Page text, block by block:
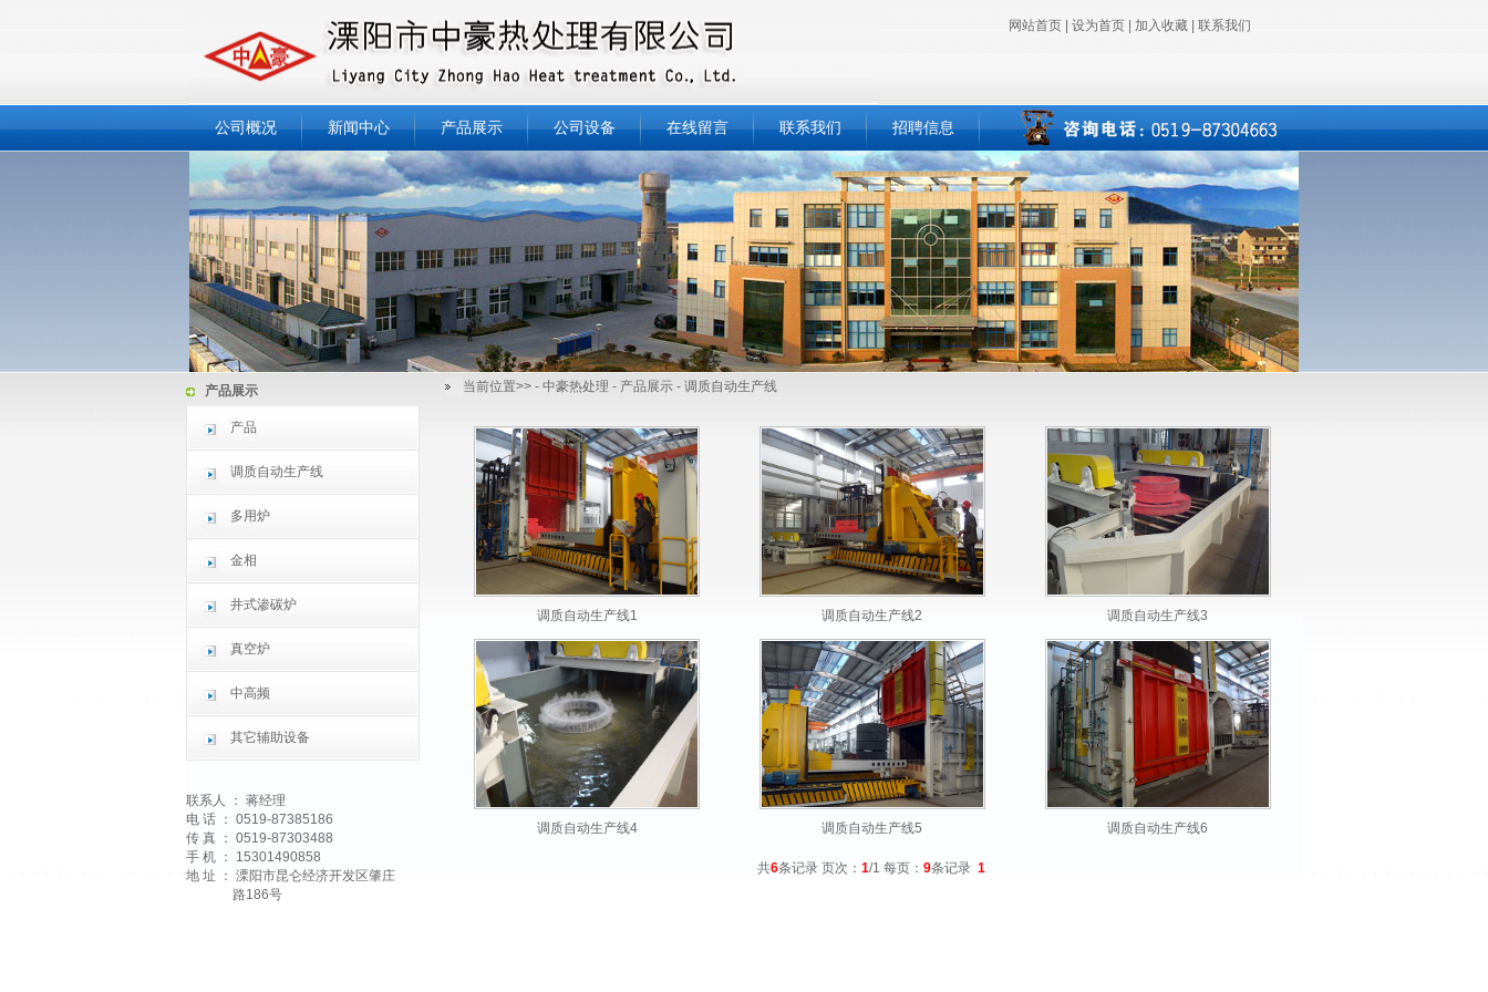
网站首页 设为首页 加入收藏 联系我们
公司概况 新闻中心 产品展示 公司设备 在线留言 联系我们 招聘信息
产品展示
产品
调质自动生产线
多用炉
金相
井式渗碳炉
真空炉
中高频
其它辅助设备
联系人 ： 蒋经理
电 话 ： 0519-87385186
传 真 ： 0519-87303488
手 机 ： 15301490858
地 址 ： 溧阳市昆仑经济开发区肇庄
路186号
当前位置>> - 中豪热处理 - 产品展示- 调质自动生产线
调质自动生产线1 调质自动生产线2 调质自动生产线3
调质自动生产线4 调质自动生产线5 调质自动生产线6
共6条记录 页次： 1/1 每页： 9条记录 1